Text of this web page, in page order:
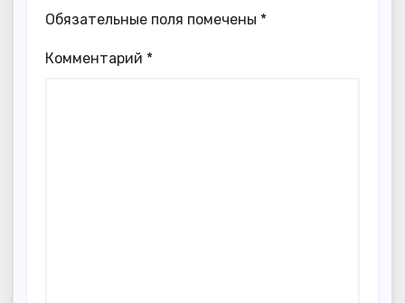
Обязательные поля помечены *
Комментарий *